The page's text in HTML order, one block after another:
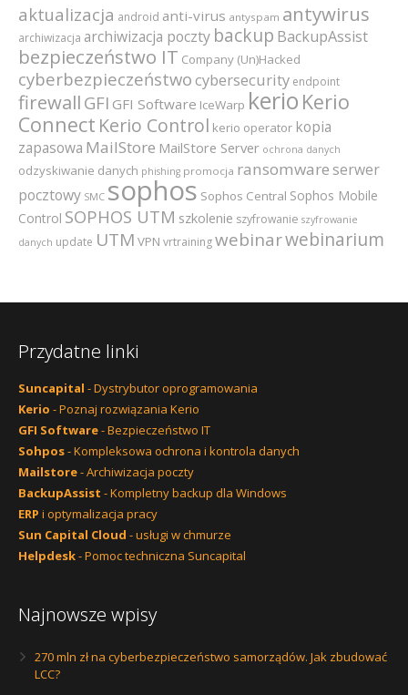
aktualizacja android anti-virus antyspam antywirus
archiwizacja archiwizacja poczty backup BackupAssist
bezpieczeństwo IT Company (Un)Hacked
cyberbezpieczeństwocybersecurity endpoint
firewall GFI GFI Software IceWarp kerio Kerio
Connect Kerio Control kerio operator kopia
zapasowa MailStore MailStore Server ochrona danych
odzyskiwanie danych phishing promocja ransomware serwer
pocztowy SMC sophos Sophos Central Sophos Mobile
Control SOPHOS UTM szkolenie szyfrowanie szyfrowanie
danych update UTM VPN vrtrainingwebinarwebinarium
Przydatne linki
Suncapital - Dystrybutor oprogramowania
Kerio - Poznaj rozwiązania Kerio
GFI Software- Bezpieczeństwo IT
Sohpos- Kompleksowa ochrona i kontrola danych
Mailstore- Archiwizacja poczty
BackupAssist - Kompletny backup dla Windows
ERP i optymalizacja pracy
Sun Capital Cloud - usługi w chmurze
Helpdesk- Pomoc techniczna Suncapital
Najnowsze wpisy
270 mln zł na cyberbezpieczeństwo samorządów. Jak zbudować
LCC?